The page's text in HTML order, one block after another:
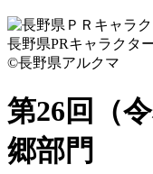
長野県PRキャラクタ
©長野県アルクマ
第26回（
郷部門